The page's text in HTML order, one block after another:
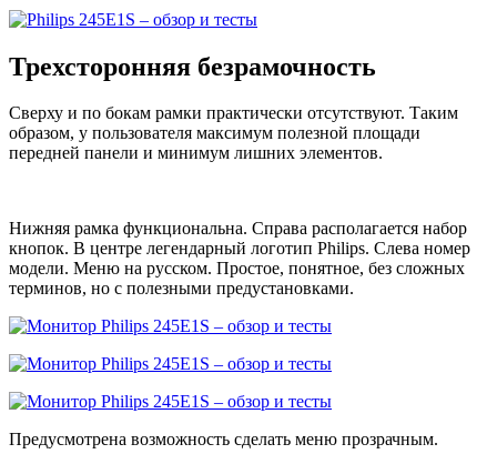
Трехсторонняя безрамочность
Сверху и по бокам рамки практически отсутствуют. Таким
образом, у пользователя максимум полезной площади
передней панели и минимум лишних элементов.
Нижняя рамка функциональна. Справа располагается набор
кнопок. В центре легендарный логотип Philips. Слева номер
модели. Меню на русском. Простое, понятное, без сложных
терминов, но с полезными предустановками.
Предусмотрена возможность сделать меню прозрачным.